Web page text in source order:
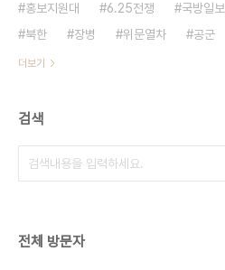
홍보지원대
6.25전쟁 국방일보
북한
장병 위문열차 공군
더보기
검색
전체 방문자